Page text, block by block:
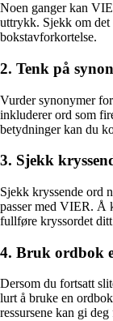
Noen ganger kan
uttrykk. Sjekk om det
bokstavforkortelse.
2. Tenk på
Vurder synonymer
inkluderer ord som
betydninger kan du
3. Sjekk
Sjekk kryssende ord
passer med VIER. Å
fullføre kryssordet
4. Bruk ordbok
Dersom du fortsatt
lurt å bruke en
ressursene kan gi